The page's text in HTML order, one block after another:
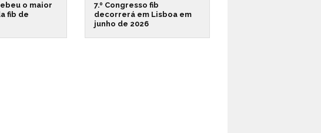
o maior
fib de
7.º Congresso fib
decorrerá em Lisboa em
junho de 2026